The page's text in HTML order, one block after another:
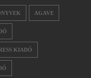
AGAVE
KIADÓ